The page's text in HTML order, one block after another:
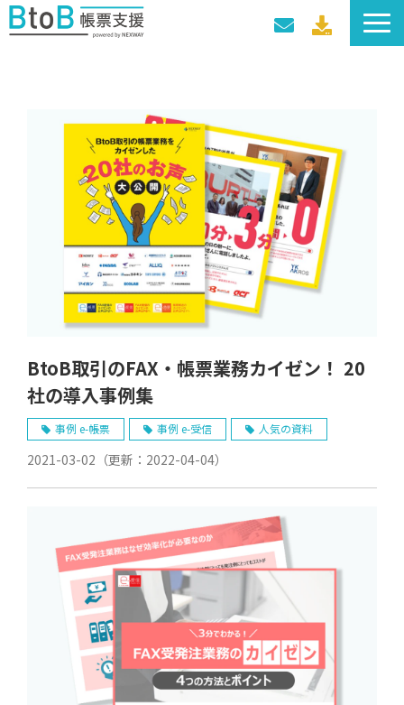
料金プラン
セミナー・イベント
BtoB取引のFAX・帳票業務カイゼン！ 20
社の導入事例集
事例 e-帳票 事例 e-受信 人気の資料
2021-03-02 （更新： 2022-04-04）